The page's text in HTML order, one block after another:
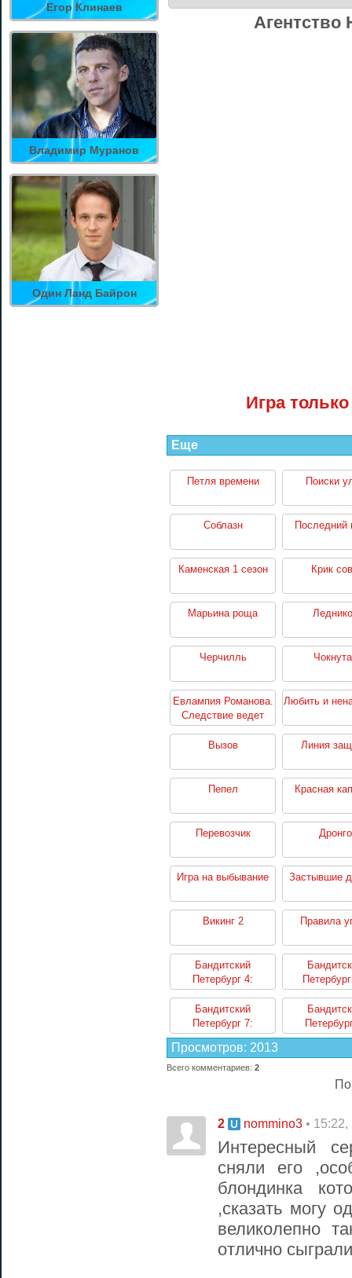
Егор Клинаев
Владимир Муранов
Один Ланд Байрон
Агентство
Игра
Еще
Петля времени Поиски
Соблазн Последний
Каменская 1 сезон Крик
Марьина роща
Черчилль
Евлампия Романова.
Следствие ведет
дилетант
Любить и
Вызов Линия
Пепел Красная
Перевозчик Дронго
Игра на выбывание Застывшие
Викинг 2 Правила
Бандитский
Петербург 4:
Арестант
Бандитский
Петербург 7:
Передел
Просмотров: 2013
Всего комментариев: 2
2 nommino3 •
Интересный
сняли его
блондинка
,сказать могу
великолепно
отлично